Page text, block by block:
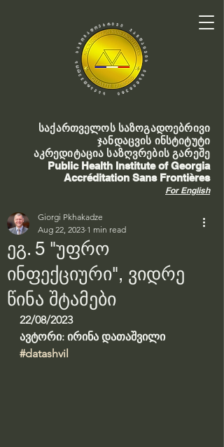
საქართველოს საზოგადოებრივი
ჯანდაცვის ინსტიტუტი
აკრედიტაცია საზღვრების გარეშე
Public Health Institute of Georgia
Accréditation Sans Frontières
For English
ეგ. 5 "უფრო
ინფექციური", ვიდრე
წინა შტამები
Giorgi Pkhakadze
Aug 22, 2023 1 min read
22/08/2023
ავტორი: ირინა დათაშვილი
#datashvil